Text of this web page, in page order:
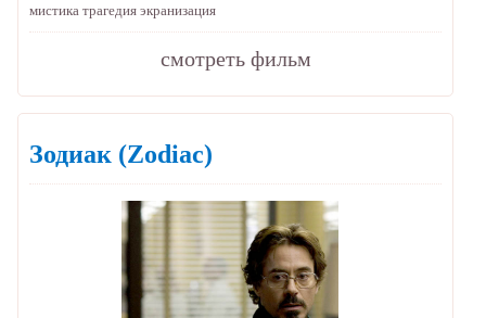
мистика трагедия экранизация
cмотреть фильм
Зодиак (Zodiac)